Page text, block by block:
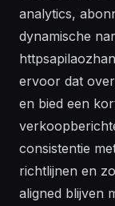
analytics,
dynamische
ervoor dat
en bied een
consistentie
richtlijnen en
aligned blijven